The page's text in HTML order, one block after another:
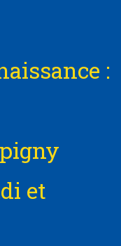
:
et